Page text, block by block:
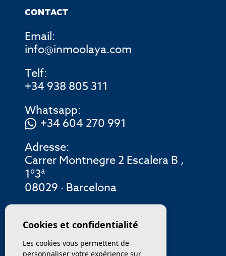
CONTACT
Email:
info@inmoolaya.com
Telf:
+34 938 805 311
Whatsapp:
+34 604 270 991
Adresse:
Carrer Montnegre 2 Escalera B ,
1º3ª
08029 · Barcelona
MENU
ENTREPRISE
Cookies et confidentialité
Les cookies vous permettent de
personnaliser votre expérience sur